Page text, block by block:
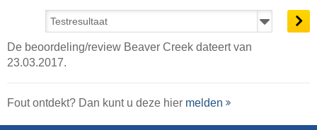
De beoordeling/review Beaver Creek dateert van
23.03.2017.
Fout ontdekt? Dan kunt u deze hier melden